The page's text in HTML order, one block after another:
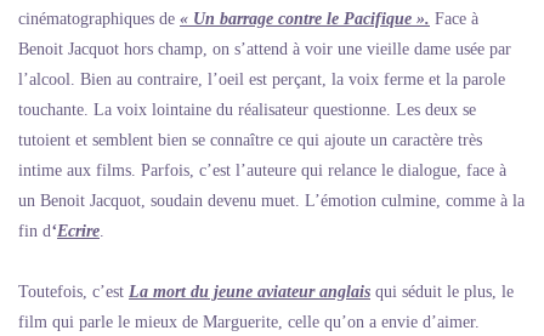
cinématographiques de « Un barrage contre le Pacifique ». Face à
Benoit Jacquot hors champ, on s’attend à voir une vieille dame usée par
l’alcool. Bien au contraire, l’oeil est perçant, la voix ferme et la parole
touchante. La voix lointaine du réalisateur questionne. Les deux se
tutoient et semblent bien se connaître ce qui ajoute un caractère très
intime aux films. Parfois, c’est l’auteure qui relance le dialogue, face à
un Benoit Jacquot, soudain devenu muet. L’émotion culmine, comme à la
fin d‘Ecrire.
Toutefois, c’est La mort du jeune aviateur anglais qui séduit le plus, le
film qui parle le mieux de Marguerite, celle qu’on a envie d’aimer.